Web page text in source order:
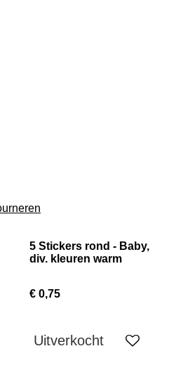
5 Stickers rond - Baby,
div. kleuren warm
€ 0,75
Uitverkocht